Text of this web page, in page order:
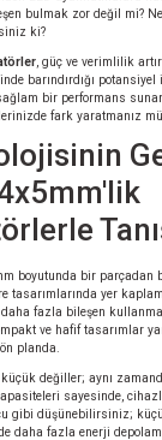
bulmak zor değil mi?
ki?
, güç ve verimlilik
barındırdığı
bir performans
fark yaratmanız
boyutunda bir parçadan
tasarımlarında yer
fazla bileşen
ve hafif tasarımlar
planda.
değiller; aynı
sayesinde,
gibi düşünebilirsiniz;
daha fazla enerji